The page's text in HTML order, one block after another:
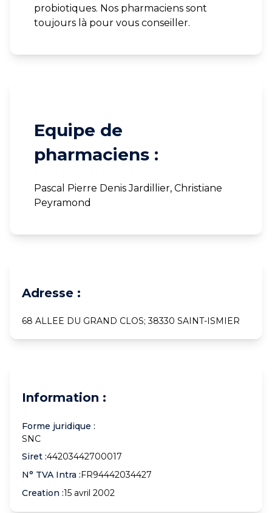
probiotiques. Nos pharmaciens sont
toujours là pour vous conseiller.
Equipe de
pharmaciens :
Pascal Pierre Denis Jardillier, Christiane
Peyramond
Adresse :
68 ALLEE DU GRAND CLOS; 38330 SAINT-ISMIER
Information :
Forme juridique :
SNC
Siret :44203442700017
N° TVA Intra :FR94442034427
Creation :15 avril 2002